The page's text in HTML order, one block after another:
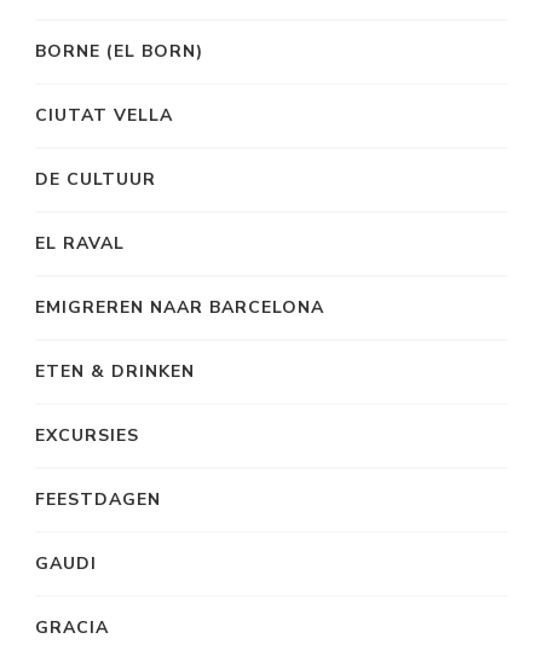
BORNE (EL BORN)
CIUTAT VELLA
DE CULTUUR
EL RAVAL
EMIGREREN NAAR BARCELONA
ETEN & DRINKEN
EXCURSIES
FEESTDAGEN
GAUDI
GRACIA